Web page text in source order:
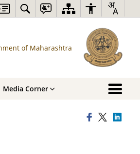
Media Corner